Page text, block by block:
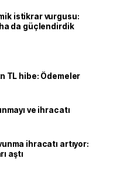
istikrar vurgusu:
da güçlendirdik
TL hibe: Ödemeler
ve ihracatı
ihracatı artıyor:
aştı